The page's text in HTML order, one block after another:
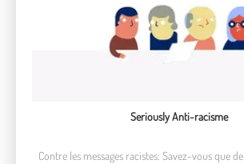
Seriously Anti-racisme
Contre les messages racistes: Savez-vous que